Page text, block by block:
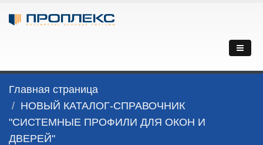
Главная страница
НОВЫЙ КАТАЛОГ-СПРАВОЧНИК
"СИСТЕМНЫЕ ПРОФИЛИ ДЛЯ ОКОН И
ДВЕРЕЙ"